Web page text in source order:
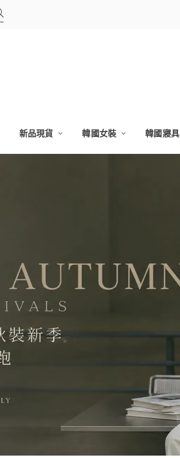
新品現貨 韓國女裝 韓國寢具